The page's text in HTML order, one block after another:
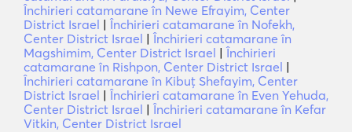
Închirieri catamarane în Newe Efrayim, Center
District Israel | Închirieri catamarane în Nofekh,
Center District Israel | Închirieri catamarane în
Magshimim, Center District Israel | Închirieri
catamarane în Rishpon, Center District Israel |
Închirieri catamarane în Kibuţ Shefayim, Center
District Israel | Închirieri catamarane în Even Yehuda,
Center District Israel | Închirieri catamarane în Kefar
Vitkin, Center District Israel